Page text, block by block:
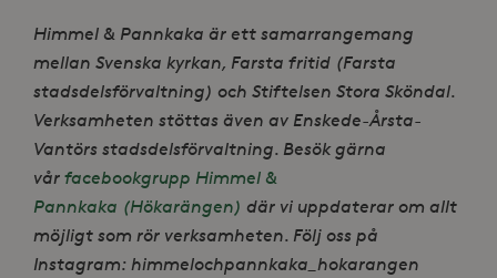
Himmel & Pannkaka är ett samarrangemang
mellan Svenska kyrkan, Farsta fritid (Farsta
stadsdelsförvaltning) och Stiftelsen Stora Sköndal.
Verksamheten stöttas även av Enskede-Årsta-
Vantörs stadsdelsförvaltning. Besök gärna
vår facebookgrupp Himmel &
Pannkaka (Hökarängen) där vi uppdaterar om allt
möjligt som rör verksamheten. Följ oss på
Instagram: himmelochpannkaka_hokarangen